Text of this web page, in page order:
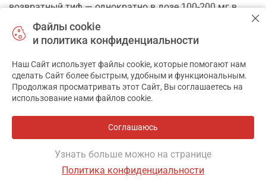
возвратный тиф — однократно в дозе 100-200 мг в
зависимости от степени тяжести заболевания.
Тропическая малярия, резистентная к хлорохину — 200
тяжесть инфекционного заболевания следует всегда
применять, как дополнительную терапию к
доксициклину, быстродействующее шизонтоцидное
средство (например, хинин), доза которого зависит от
конкретного случая.
Профилактика малярии — взрослым
рекомендованная доза препарата составляет 100 мг в
сутки. Детям от 12 лет рекомендованная доза
препарата составляет от 2 мг/кг в сутки (следует
Файлы cookie
и политика конфиденциальности
Наш Сайт использует файлы cookie, которые помогают нам
сделать Сайт более быстрым, удобным и функциональным.
Продолжая просматривать этот Сайт, Вы соглашаетесь на
использование нами файлов cookie.
Соглашаюсь
Узнать больше можно на странице
Политика конфиденциальности
✕